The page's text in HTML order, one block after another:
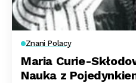
Znani Polacy
Maria Curie-
Nauka z